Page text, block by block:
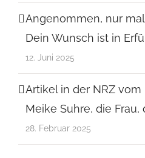
Angenommen, nur
Dein Wunsch ist in
12. Juni 2025
Artikel in der NRZ vom
Meike Suhre, die
28. Februar 2025